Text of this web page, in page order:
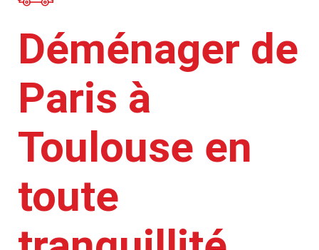
Déménager de
Paris à
Toulouse en
toute